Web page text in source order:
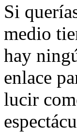
Si
medio
hay
enlace
lucir